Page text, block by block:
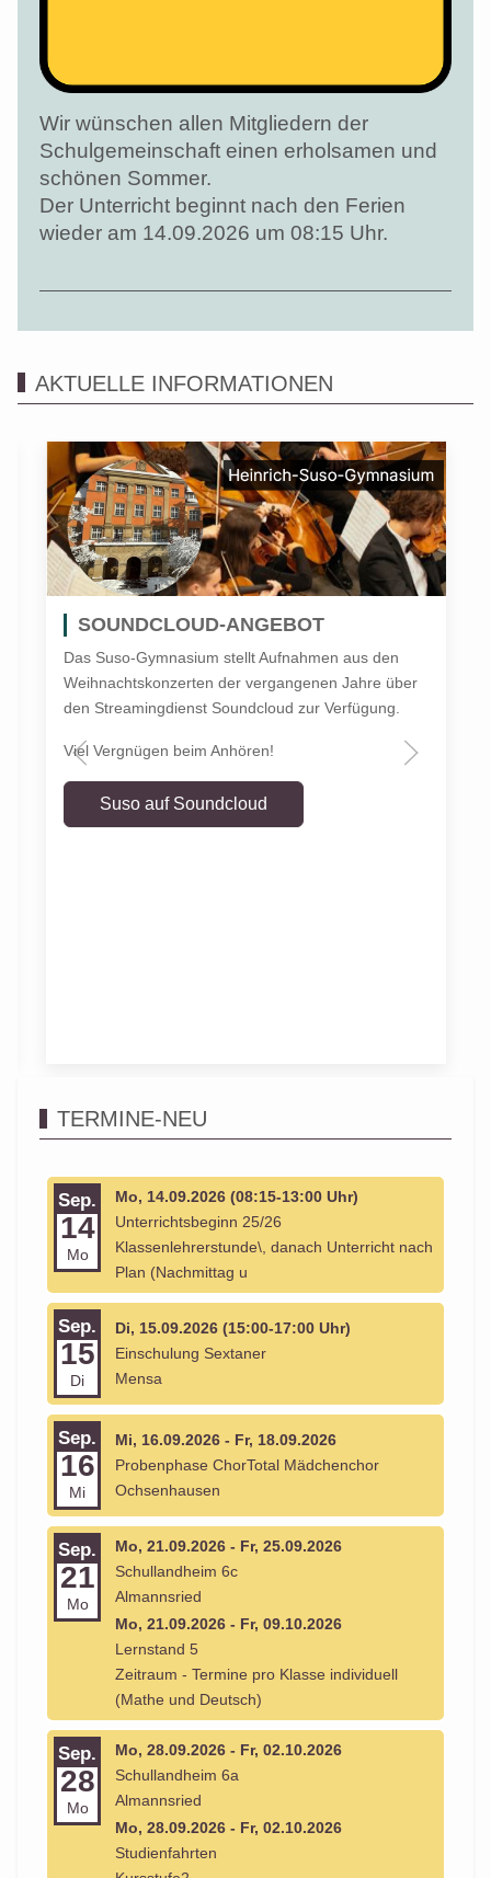
Wir wünschen allen Mitgliedern der
Schulgemeinschaft einen erholsamen und
schönen Sommer.
Der Unterricht beginnt nach den Ferien
wieder am 14.09.2026 um 08:15 Uhr.
AKTUELLE INFORMATIONEN
SOUNDCLOUD-ANGEBOT
Das Suso-Gymnasium stellt Aufnahmen aus den
Weihnachtskonzerten der vergangenen Jahre über
den Streamingdienst Soundcloud zur Verfügung.
Viel Vergnügen beim Anhören!
Suso auf Soundcloud
TERMINE-NEU
Sep.
14
Mo
Mo, 14.09.2026 (08:15-13:00 Uhr)
Unterrichtsbeginn 25/26
Klassenlehrerstunde\, danach Unterricht nach
Plan (Nachmittag u
Sep.
15
Di
Di, 15.09.2026 (15:00-17:00 Uhr)
Einschulung Sextaner
Mensa
Sep.
16
Mi
Mi, 16.09.2026 - Fr, 18.09.2026
Probenphase ChorTotal Mädchenchor
Ochsenhausen
Sep.
21
Mo
Mo, 21.09.2026 - Fr, 25.09.2026
Schullandheim 6c
Almannsried
Mo, 21.09.2026 - Fr, 09.10.2026
Lernstand 5
Zeitraum - Termine pro Klasse individuell
(Mathe und Deutsch)
Sep.
28
Mo
Mo, 28.09.2026 - Fr, 02.10.2026
Schullandheim 6a
Almannsried
Mo, 28.09.2026 - Fr, 02.10.2026
Studienfahrten